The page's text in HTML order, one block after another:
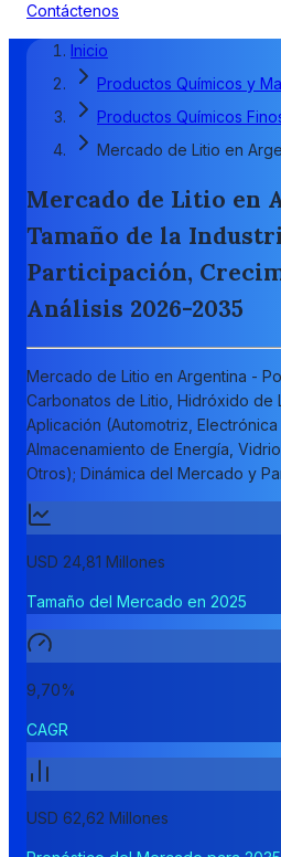
Contáctenos
Inicio
Productos Químicos y
Productos Químicos
Mercado de Litio en
Mercado de Litio en
Tamaño de la
Participación,
Análisis 2026-2035
Mercado de Litio en Argentina -
Carbonatos de Litio, Hidróxido de
Aplicación (Automotriz, Electrónica
Almacenamiento de Energía,
Otros); Dinámica del Mercado y
USD 24,81 Millones
Tamaño del Mercado en 2025
9,70%
CAGR
USD 62,62 Millones